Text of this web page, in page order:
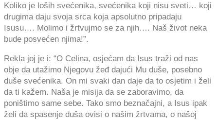
Koliko je loših svećenika, svećenika koji nisu sveti… koji
drugima daju svoja srca koja apsolutno pripadaju
Isusu…. Molimo i žrtvujmo se za njih…. Naš život neka
bude posvećen njima!”.
Rekla joj je i: “O Celina, osjećam da Isus traži od nas
obje da utažimo Njegovu žeđ dajući Mu duše, posebno
duše svećenika. On mi svaki dan daje da to osjetim i želi
da ti kažem. Naša je misija da se zaboravimo, da
poništimo same sebe. Tako smo beznačajni, a Isus ipak
želi da spasenje duša ovisi o našim žrtvama, o našoj